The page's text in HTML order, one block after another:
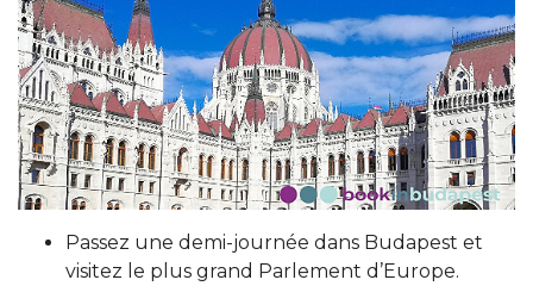
Passez une demi-journée dans Budapest et
visitez le plus grand Parlement d’Europe.